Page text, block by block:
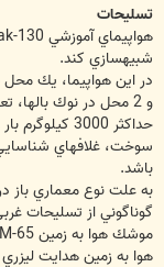
تسليحات
شبيه‏سازي كند.
حداكثر 3000
سوخت، غلافهاي
باشد.